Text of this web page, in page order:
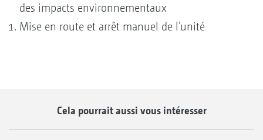
des impacts environnementaux
Mise en route et arrêt manuel de l’unité
Cela pourrait aussi vous intéresser